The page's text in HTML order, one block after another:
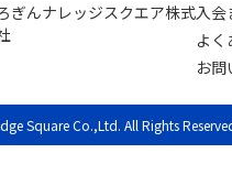
ぎんナレッジスクエア株式入会
よ
お問
Square Co.,Ltd. All Rights